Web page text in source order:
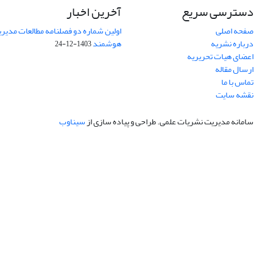
دسترسی سریع
صفحه اصلی
درباره نشریه
اعضای هیات تحریریه
ارسال مقاله
تماس با ما
نقشه سایت
آخرین اخبار
اولین شماره دو فصلنامه مطالعات
هوشمند1403-12-24
سامانه مدیریت نشریات علمی.طراحی و پیاده سازی ازسیناوب